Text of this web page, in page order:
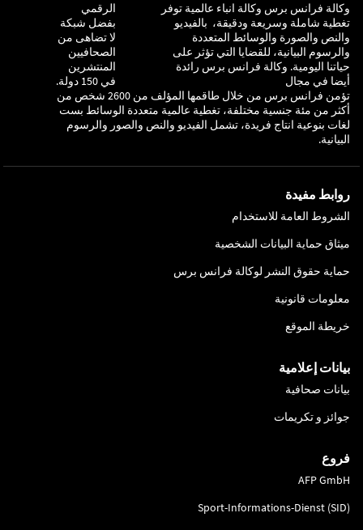
وكالة فرانس برس وكالة انباء عالمية توفر
تغطية شاملة وسريعة ودقيقة، بالفيديو
والنص والصورة والوسائط المتعددة
والرسوم البيانية، للقضايا التي تؤثر على
حياتنا اليومية. وكالة فرانس برس رائدة
أيضا في مجال
الرقمي
بفضل شبكة
لا تضاهى من
الصحافيين
المنتشرين
في 150 دولة.
تؤمن فرانس برس من خلال طاقمها المؤلف من 2600 شخص من
أكثر من مئة جنسية مختلفة، تغطية عالمية متعددة الوسائط بست
لغات بنوعية انتاج فريدة، تشمل الفيديو والنص والصور والرسوم
البيانية.
روابط مفيدة
الشروط العامة للاستخدام
ميثاق حماية البيانات الشخصية
حماية حقوق النشر لوكالة فرانس برس
معلومات قانونية
خريطة الموقع
بيانات إعلامية
بيانات صحافية
جوائز و تكريمات
فروع
AFP GmbH
Sport-Informations-Dienst (SID)